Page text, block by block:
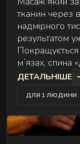
тканин через
надмірного
результатом
Покращується
мʼязах, спина
ДЕТАЛЬНІШЕ
ДЛЯ 1 ЛЮДИНИ